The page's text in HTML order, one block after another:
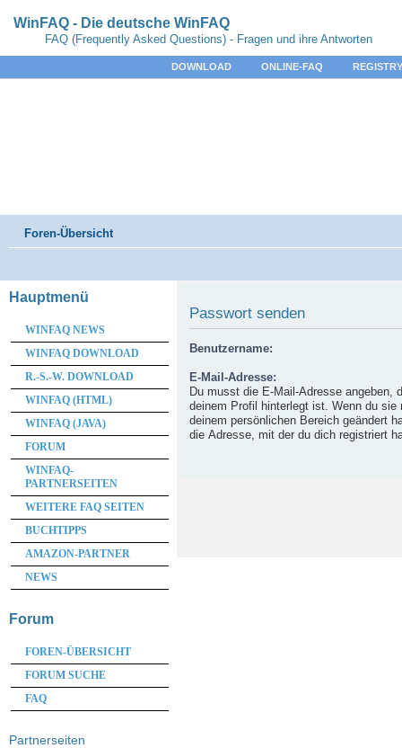
WinFAQ - Die deutsche WinFAQ
FAQ (Frequently Asked Questions) - Fragen und ihre Antworten
DOWNLOAD ONLINE-FAQ
Foren-Übersicht
Passwort senden
Benutzername:
E-Mail-Adresse:
Du musst die E-Mail-Adresse angeben,
deinem Profil hinterlegt ist. Wenn du sie
deinem persönlichen Bereich geändert
die Adresse, mit der du dich registriert
Hauptmenü
WINFAQ NEWS
WINFAQ DOWNLOAD
R.-S.-W. DOWNLOAD
WINFAQ (HTML)
WINFAQ (JAVA)
FORUM
WINFAQ-
PARTNERSEITEN
WEITERE FAQ SEITEN
BUCHTIPPS
AMAZON-PARTNER
NEWS
Forum
FOREN-ÜBERSICHT
FORUM SUCHE
FAQ
Partnerseiten